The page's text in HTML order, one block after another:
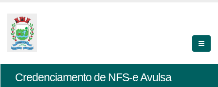
Credenciamento de NFS-e Avulsa